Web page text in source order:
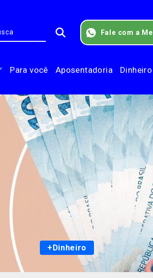
Fale com a Mel
Para você Aposentadoria Dinheiro
+Dinheiro